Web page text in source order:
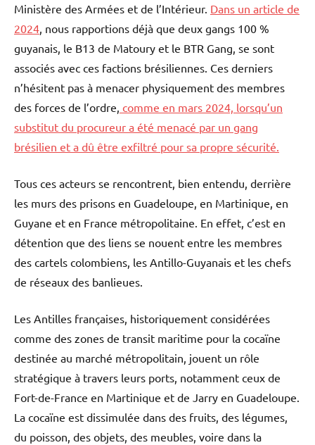
Ministère des Armées et de l’Intérieur. Dans un article de
2024 , nous rapportions déjà que deux gangs 100 %
guyanais, le B13 de Matoury et le BTR Gang, se sont
associés avec ces factions brésiliennes. Ces derniers
n’hésitent pas à menacer physiquement des membres
des forces de l’ordre, comme en mars 2024, lorsqu’un
substitut du procureur a été menacé par un gang
brésilien et a dû être exfiltré pour sa propre sécurité.
Tous ces acteurs se rencontrent, bien entendu, derrière
les murs des prisons en Guadeloupe, en Martinique, en
Guyane et en France métropolitaine. En effet, c’est en
détention que des liens se nouent entre les membres
des cartels colombiens, les Antillo-Guyanais et les chefs
de réseaux des banlieues.
Les Antilles françaises, historiquement considérées
comme des zones de transit maritime pour la cocaïne
destinée au marché métropolitain, jouent un rôle
stratégique à travers leurs ports, notamment ceux de
Fort-de-France en Martinique et de Jarry en Guadeloupe.
La cocaïne est dissimulée dans des fruits, des légumes,
du poisson, des objets, des meubles, voire dans la